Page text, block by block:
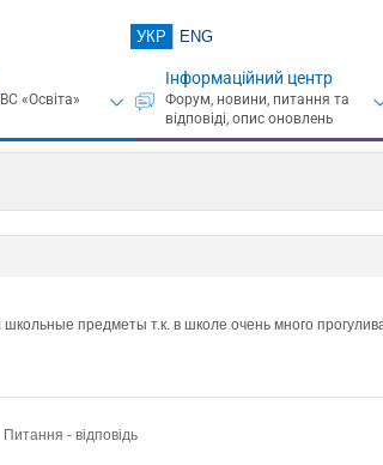
УКР ENG
Інформаційний центр
предметы т.к. в школе очень много
Питання - відповідь